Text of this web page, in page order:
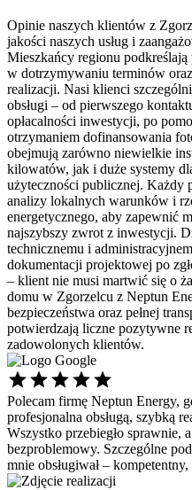
Opinie naszych klientów z
jakości naszych usług i
Mieszkańcy regionu podkreślają
w dotrzymywaniu terminów
realizacji. Nasi klienci
obsługi – od pierwszego
opłacalności inwestycji, po
otrzymaniem dofinansowania
obejmują zarówno niewielkie
kilowatów, jak i duże systemy
użyteczności publicznej. Każdy
analizy lokalnych warunków i
energetycznego, aby zapewnić
najszybszy zwrot z inwestycji.
technicznemu i
dokumentacji projektowej po
– klient nie musi martwić się o
domu w Zgorzelcu z Neptun
bezpieczeństwa oraz pełnej
potwierdzają liczne pozytywne
zadowolonych klientów.
Polecam firmę Neptun Energy,
profesjonalna obsługą, szybką
Wszystko przebiegło sprawnie,
bezproblemowy. Szczególne
mnie obsługiwał –